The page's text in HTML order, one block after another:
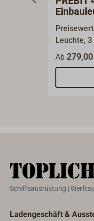
-2.0
Leuchte,
der
Einbau-
mit der
Version
dimmen.
haben
Ab
Schiffsausrüstung |
Ladengeschäft &